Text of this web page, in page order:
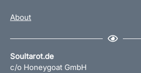
About
Soultarot.de
c/o Honeygoat GmbH